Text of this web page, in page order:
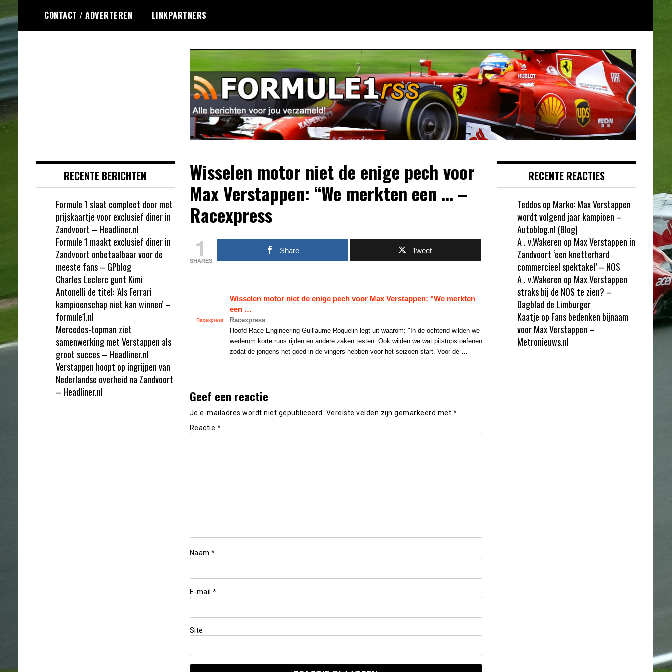
naar
de
inhoud
CONTACT / ADVERTEREN LINKPARTNERS
Wisselen motor niet de enige pech voor
Max Verstappen: “We merkten een … –
Racexpress
1
SHARES
Share Tweet
Racexpress
Wisselen motor niet de enige pech voor Max Verstappen: "We merkten
een …
Racexpress
Hoofd Race Engineering Guillaume Roquelin legt uit waarom: "In de ochtend wilden we
wederom korte runs rijden en andere zaken testen. Ook wilden we wat pitstops oefenen
zodat de jongens het goed in de vingers hebben voor het seizoen start. Voor de …
Geef een reactie
Je e-mailadres wordt niet gepubliceerd. Vereiste velden zijn gemarkeerd met *
Reactie *
Naam *
E-mail *
Site
RECENTE BERICHTEN
Formule 1 slaat compleet door met
prijskaartje voor exclusief diner in
Zandvoort – Headliner.nl
Formule 1 maakt exclusief diner in
Zandvoort onbetaalbaar voor de
meeste fans – GPblog
Charles Leclerc gunt Kimi
Antonelli de titel: ‘Als Ferrari
kampioenschap niet kan winnen’ –
formule1.nl
Mercedes-topman ziet
samenwerking met Verstappen als
groot succes – Headliner.nl
Verstappen hoopt op ingrijpen van
Nederlandse overheid na Zandvoort
– Headliner.nl
RECENTE REACTIES
Teddosop Marko: Max Verstappen
wordt volgend jaar kampioen –
Autoblog.nl (Blog)
A . v.Wakeren op Max Verstappen in
Zandvoort ‘een knetterhard
commercieel spektakel’ – NOS
A . v.Wakeren op Max Verstappen
straks bij de NOS te zien? –
Dagblad de Limburger
Kaatje op Fans bedenken bijnaam
voor Max Verstappen –
Metronieuws.nl